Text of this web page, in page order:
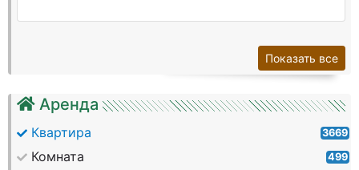
Аренда
Квартира 3669
Комната 499
Показать все